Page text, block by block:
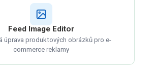
Feed Image Editor
úprava produktových obrázků pro e-
commerce reklamy